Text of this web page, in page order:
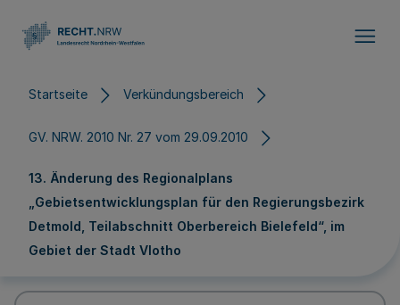
Startseite Verkündungsbereich
GV. NRW. 2010 Nr. 27 vom 29.09.2010
13. Änderung des Regionalplans
„Gebietsentwicklungsplan für den Regierungsbezirk
Detmold, Teilabschnitt Oberbereich Bielefeld“, im
Gebiet der Stadt Vlotho